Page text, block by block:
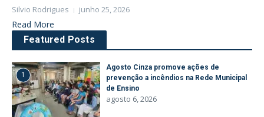
Silvio Rodrigues junho 25, 2026
Read More
Featured Posts
1
Agosto Cinza promove ações de
prevenção a incêndios na Rede Municipal
de Ensino
agosto 6, 2026